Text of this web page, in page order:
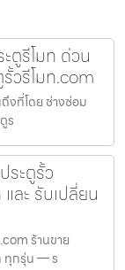
ตูรีโมท ด่วน
วรีโมท.com
งที่โดย ช่างซ่อม
ร
ระตูรั้ว
ละ รับเปลี่ยน
ร้านขาย
ทุกรุ่น — ร